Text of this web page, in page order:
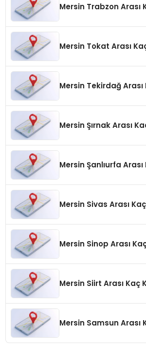
Mersin Trabzon Arası
Mersin Tokat Arası
Mersin Tekirdağ
Mersin Şırnak Arası
Mersin Şanlıurfa
Mersin Sivas Arası
Mersin Sinop Arası
Mersin Siirt Arası Kaç
Mersin Samsun Arası